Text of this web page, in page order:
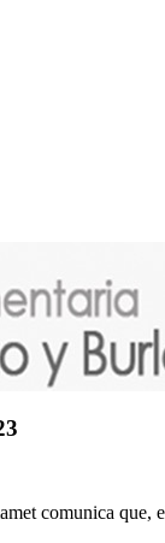
comunica que,